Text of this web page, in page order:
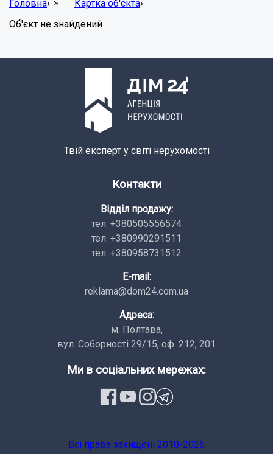
Головна› Картка об'єкта›
Об'єкт не знайдений
Твій експерт у світі нерухомості
Контакти
Відділ продажу:
тел. +380505556574
тел. +380990291511
тел. +380958731512
E-mail:
reklama@dom24.com.ua
Адреса:
м. Полтава,
вул. Соборності 29/15, оф. 212, 201
Ми в соціальних мережах:
Всi права заxищенi 2010-2026